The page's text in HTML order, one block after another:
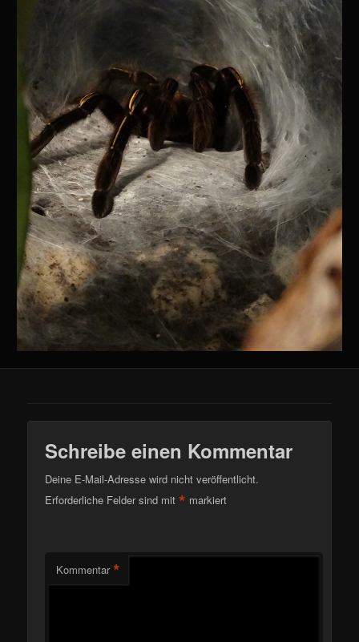
Schreibe einen Kommentar
Deine E-Mail-Adresse wird nicht veröffentlicht.
Erforderliche Felder sind mit* markiert
Kommentar *